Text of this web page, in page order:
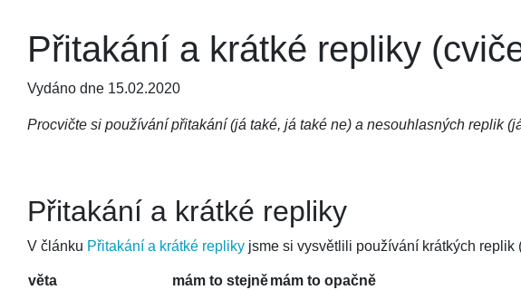
Přitakání a krátké repliky
Vydáno dne 15.02.2020
Procvičte si používání přitakání (já také, já také ne) a nesouhlasných replik
Přitakání a krátké repliky
V článku Přitakání a krátké repliky jsme si vysvětlili používání krátkých replik
věta mám to stejněmám to opačně